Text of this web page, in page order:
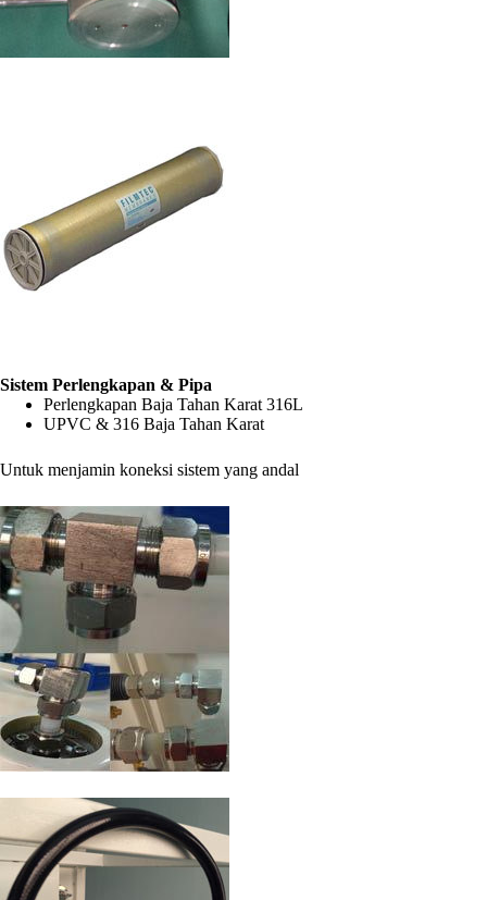
Sistem Perlengkapan & Pipa
Perlengkapan Baja Tahan Karat 316L
UPVC & 316 Baja Tahan Karat
Untuk menjamin koneksi sistem yang andal